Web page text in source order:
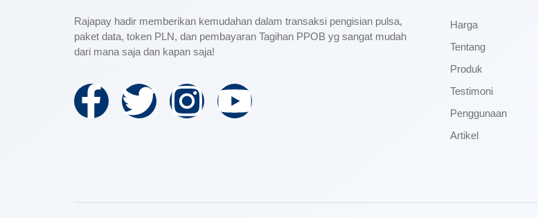
Rajapay hadir memberikan kemudahan dalam transaksi pengisian pulsa,
paket data, token PLN, dan pembayaran Tagihan PPOB yg sangat mudah
dari mana saja dan kapan saja!
Harga
Tentang
Produk
Testimoni
Penggunaan
Artikel